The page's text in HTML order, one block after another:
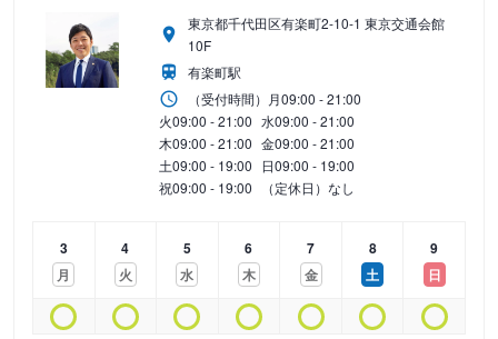
東京都千代田区有楽町2-10-1 東京交通会館
10F
有楽町駅
（受付時間） 月09:00 - 21:00
火09:00 - 21:00 水09:00 - 21:00
木09:00 - 21:00 金09:00 - 21:00
土09:00 - 19:00 日09:00 - 19:00
祝09:00 - 19:00 （定休日）なし
3
月
4
火
5
水
6
木
7
金
8
土
9
日